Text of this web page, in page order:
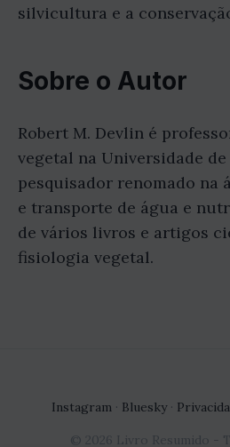
silvicultura e a
Sobre o Autor
Robert M. Devlin é
vegetal na Universidade
pesquisador renomado na
e transporte de água e
de vários livros e artigos
fisiologia vegetal.
Instagram · Bluesky·
© 2026 Livro Resumido -